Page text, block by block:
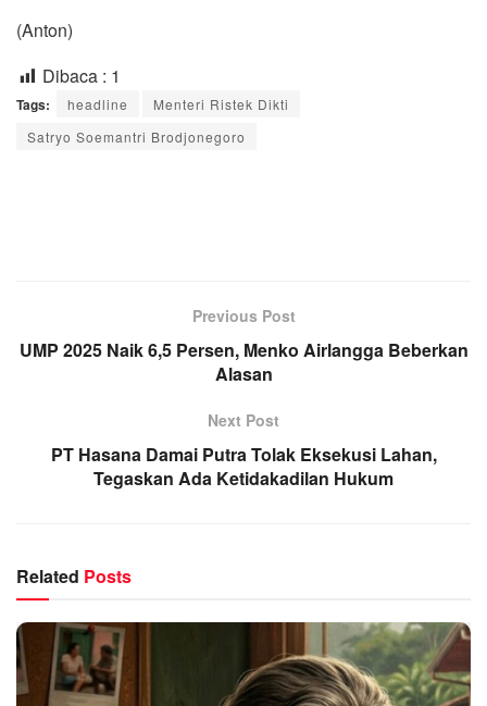
(Anton)
Dibaca : 1
Tags: headline
Menteri Ristek Dikti
Satryo Soemantri Brodjonegoro
Previous Post
UMP 2025 Naik 6,5 Persen, Menko Airlangga Beberkan
Alasan
Next Post
PT Hasana Damai Putra Tolak Eksekusi Lahan,
Tegaskan Ada Ketidakadilan Hukum
Related Posts